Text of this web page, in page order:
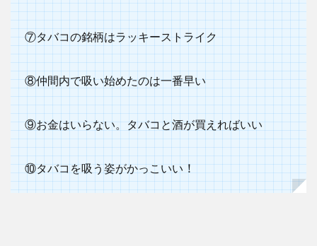
⑦タバコの銘柄はラッキーストライク
⑧仲間内で吸い始めたのは一番早い
⑨お金はいらない。タバコと酒が買えればいい
⑩タバコを吸う姿がかっこいい！